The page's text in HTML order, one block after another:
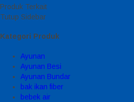
Produk Terkait
Tutup Sidebar
Kategori Produk
Ayunan
Ayunan Besi
Ayunan Bundar
bak ikan fiber
bebek air